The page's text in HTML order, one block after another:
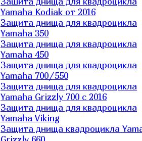
Yamaha Kodiak от 2016
Защита днища для квадроцикла
Yamaha 350
Защита днища для квадроцикла
Yamaha 450
Защита днища для квадроцикла
Yamaha 700/550
Защита днища для квадроцикла
Yamaha Grizzly 700 с 2016
Защита днища для квадроцикла
Yamaha Viking
Защита днища квадроцикла